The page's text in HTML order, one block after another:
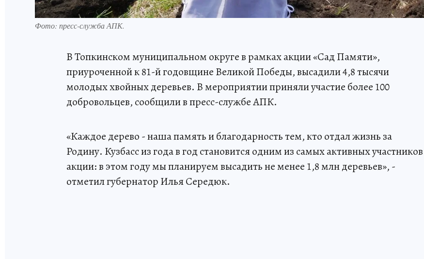
Фото: пресс-служба АПК.
В Топкинском муниципальном округе в рамках акции «Сад Памяти»,
приуроченной к 81-й годовщине Великой Победы, высадили 4,8 тысячи
молодых хвойных деревьев. В мероприятии приняли участие более 100
добровольцев, сообщили в пресс-службе АПК.
«Каждое дерево - наша память и благодарность тем, кто отдал жизнь за
Родину. Кузбасс из года в год становится одним из самых активных участников
акции: в этом году мы планируем высадить не менее 1,8 млн деревьев», -
отметил губернатор Илья Середюк.